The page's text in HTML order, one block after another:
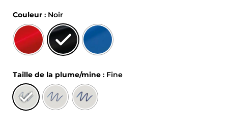
Couleur : Noir
Taille de la plume/mine : Fine